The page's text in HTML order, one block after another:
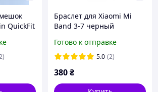
QuickFit
Браслет для Xiaomi Mi
Band 3-7 черный
Готово к отправке
5.0 (2)
380₴